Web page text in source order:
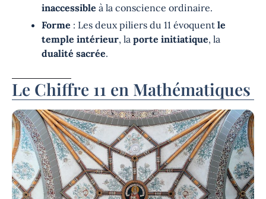
inaccessible à la conscience ordinaire.
Forme : Les deux piliers du 11 évoquent le
temple intérieur, la porte initiatique, la
dualité sacrée.
Le Chiffre 11 en Mathématiques